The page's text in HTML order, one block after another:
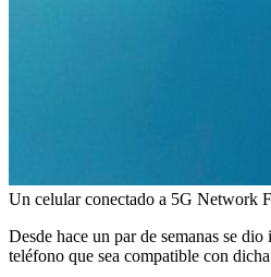
Un celular conectado a 5G Network
Desde hace un par de semanas se
teléfono que sea compatible con